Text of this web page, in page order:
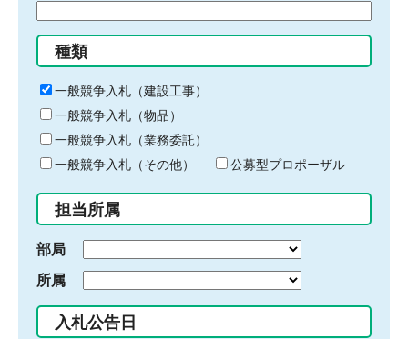
る
キ
ー
ワ
ー
ド
入
力
種類
一般競争入札（建設工事）
一般競争入札（物品）
一般競争入札（業務委託）
一般競争入札（その他）
公募型プロポーザル
担当所属
部局
所属
入札公告日